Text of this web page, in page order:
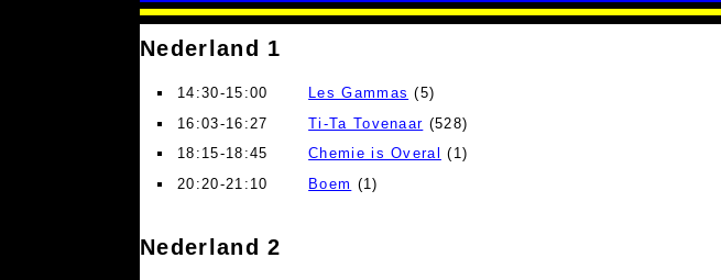
Nederland 1
14:30-15:00 Les Gammas (5)
16:03-16:27
Ti-Ta Tovenaar (528)
18:15-18:45
Chemie is Overal
(1)
20:20-21:10
Boem (1)
Nederland 2